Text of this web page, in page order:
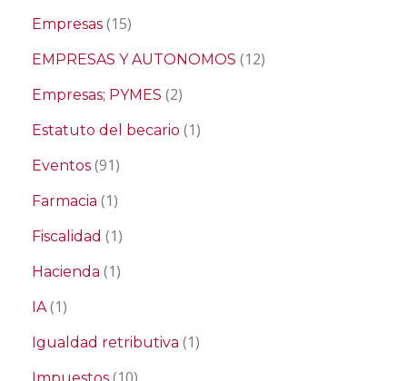
Empresas (15)
EMPRESAS Y AUTONOMOS (12)
Empresas; PYMES (2)
Estatuto del becario (1)
Eventos (91)
Farmacia (1)
Fiscalidad (1)
Hacienda (1)
IA(1)
Igualdad retributiva (1)